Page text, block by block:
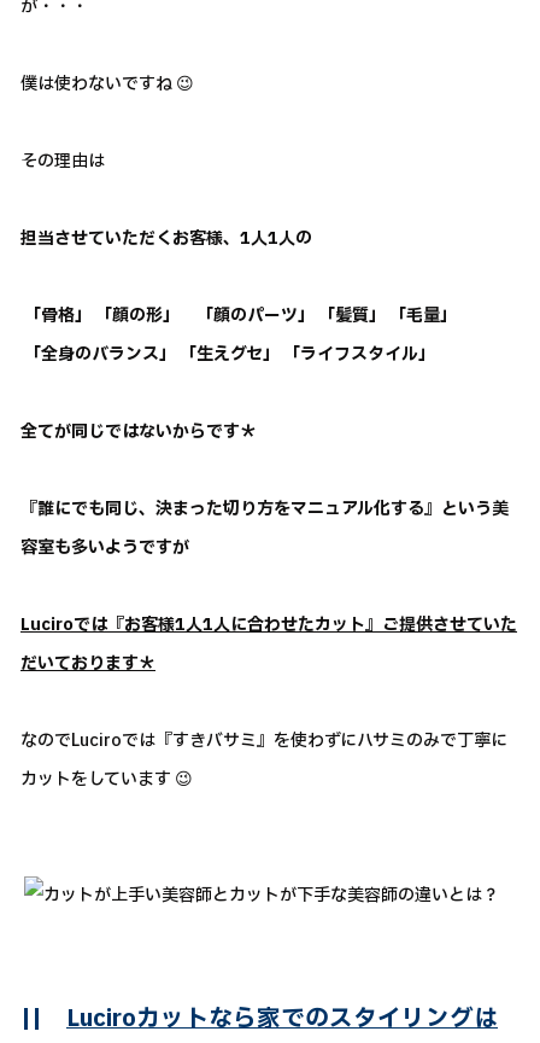
が・・・
僕は使わないですね 😉
その理由は
担当させていただくお客様、1人1人の
「骨格」 「顔の形」 「顔のパーツ」 「髪質」 「毛量」
「全身のバランス」 「生えグセ」 「ライフスタイル」
全てが同じではないからです＊
『誰にでも同じ、決まった切り方をマニュアル化する』という美
容室も多いようですが
Luciroでは『お客様1人1人に合わせたカット』ご提供させていた
だいております＊
なのでLuciroでは『すきバサミ』を使わずにハサミのみで丁寧に
カットをしています 😉
|| Luciroカットなら家でのスタイリングは